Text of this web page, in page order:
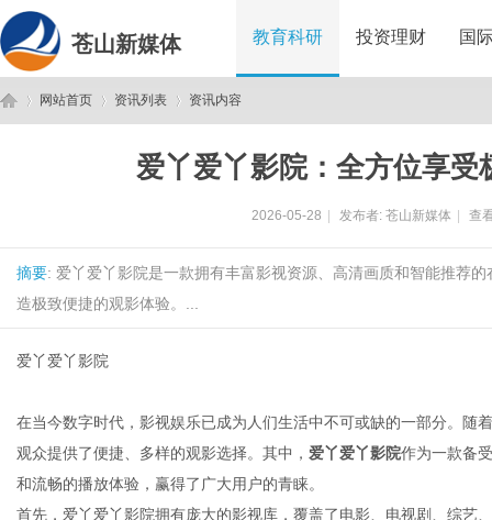
苍山新媒体 教育科研 投资理财 国
网站首页 资讯列表 资讯内容
爱丫爱丫影院：全方位享受
2026-05-28 发布者: 苍山新媒体 查
摘要: 爱丫爱丫影院是一款拥有丰富影视资源、高清画质和智能推荐
造极致便捷的观影体验。...
爱丫爱丫影院
在当今数字时代，影视娱乐已成为人们生活中不可或缺的一部分。随
观众提供了便捷、多样的观影选择。其中， 爱丫爱丫影院作为一款备
和流畅的播放体验，赢得了广大用户的青睐。
首先，爱丫爱丫影院拥有庞大的影视库，覆盖了电影、电视剧、综艺